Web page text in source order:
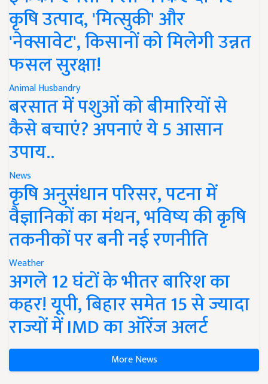
कृषि उत्पाद, 'मित्सुकी' और
'नेक्सावेट', किसानों को मिलेगी उन्नत
फसल सुरक्षा!
Animal Husbandry
बरसात में पशुओं को बीमारियों से
कैसे बचाएं? अपनाएं ये 5 आसान
उपाय..
News
कृषि अनुसंधान परिसर, पटना में
वैज्ञानिकों का मंथन, भविष्य की कृषि
तकनीकों पर बनी नई रणनीति
Weather
अगले 12 घंटों के भीतर बारिश का
कहर! यूपी, बिहार समेत 15 से ज्यादा
राज्यों में IMD का ऑरेंज अलर्ट
More News